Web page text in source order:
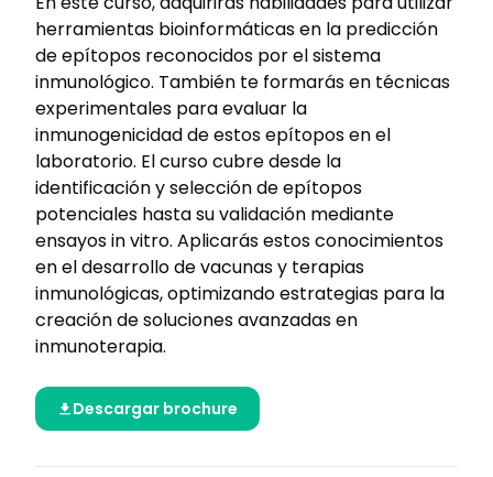
herramientas bioinformáticas en la predicción
de epítopos reconocidos por el sistema
inmunológico. También te formarás en técnicas
experimentales para evaluar la
inmunogenicidad de estos epítopos en el
laboratorio. El curso cubre desde la
identificación y selección de epítopos
potenciales hasta su validación mediante
ensayos in vitro. Aplicarás estos conocimientos
en el desarrollo de vacunas y terapias
inmunológicas, optimizando estrategias para la
creación de soluciones avanzadas en
inmunoterapia.
Descargar brochure